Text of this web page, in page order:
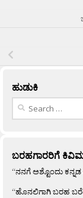
ಹುಡುಕಿ
Search
ಬರಹಗಾರರಿಗೆ
“ನನಗೆ ಅಶ್ಟೊಂದು
“ಹೊನಲಿಗಾಗಿ ಬರಹ